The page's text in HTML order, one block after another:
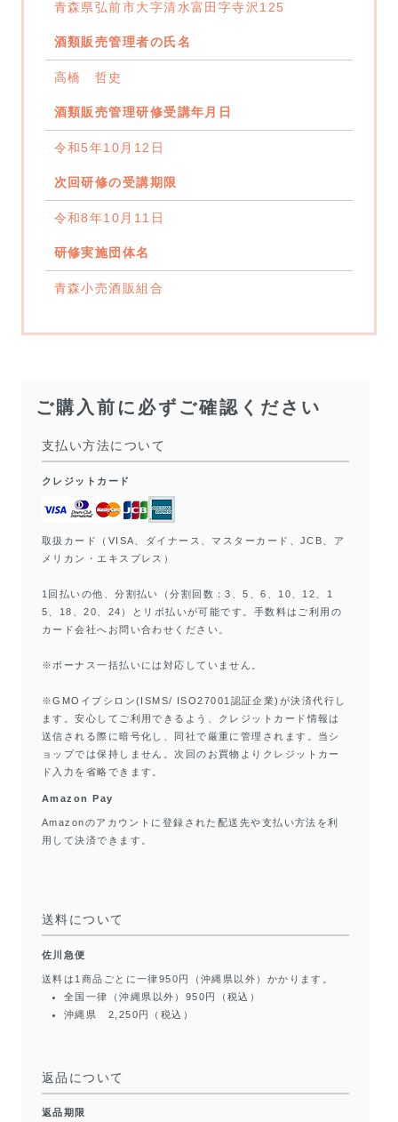
青森県弘前市大字清水富田字寺沢125
酒類販売管理者の氏名
高橋 哲史
酒類販売管理研修受講年月日
令和5年10月12日
次回研修の受講期限
令和8年10月11日
研修実施団体名
青森小売酒販組合
ご購入前に必ずご確認ください
支払い方法について
クレジットカード
取扱カード（VISA、ダイナース、マスターカード、JCB、ア
メリカン・エキスプレス）
1回払いの他、分割払い（分割回数：3、5、6、10、12、1
5、18、20、24）とリボ払いが可能です。手数料はご利用の
カード会社へお問い合わせください。
※ボーナス一括払いには対応していません。
※GMOイプシロン(ISMS/ ISO27001認証企業)が決済代行し
ます。安心してご利用できるよう、クレジットカード情報は
送信される際に暗号化し、同社で厳重に管理されます。当シ
ョップでは保持しません。次回のお買物よりクレジットカー
ド入力を省略できます。
Amazon Pay
Amazonのアカウントに登録された配送先や支払い方法を利
用して決済できます。
送料について
佐川急便
送料は1商品ごとに一律950円（沖縄県以外）かかります。
全国一律（沖縄県以外）950円（税込）
沖縄県 2,250円（税込）
返品について
返品期限